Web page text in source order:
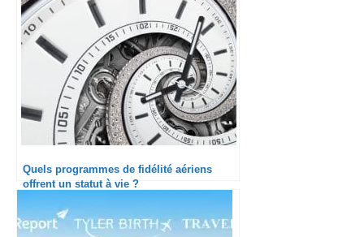
Quels programmes de fidélité aériens
offrent un statut à vie ?